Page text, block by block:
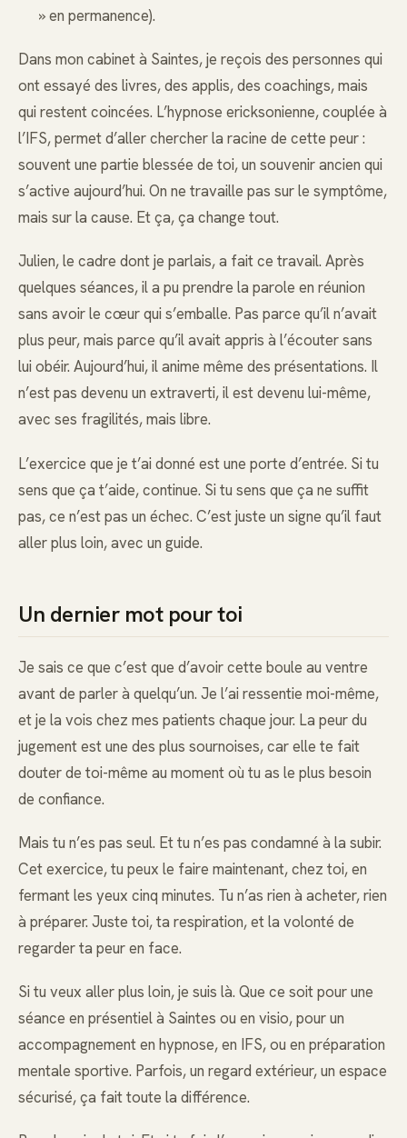
» en permanence).
Dans mon cabinet à Saintes, je reçois des personnes qui
ont essayé des livres, des applis, des coachings, mais
qui restent coincées. L’hypnose ericksonienne, couplée à
l’IFS, permet d’aller chercher la racine de cette peur :
souvent une partie blessée de toi, un souvenir ancien qui
s’active aujourd’hui. On ne travaille pas sur le symptôme,
mais sur la cause. Et ça, ça change tout.
Julien, le cadre dont je parlais, a fait ce travail. Après
quelques séances, il a pu prendre la parole en réunion
sans avoir le cœur qui s’emballe. Pas parce qu’il n’avait
plus peur, mais parce qu’il avait appris à l’écouter sans
lui obéir. Aujourd’hui, il anime même des présentations. Il
n’est pas devenu un extraverti, il est devenu lui-même,
avec ses fragilités, mais libre.
L’exercice que je t’ai donné est une porte d’entrée. Si tu
sens que ça t’aide, continue. Si tu sens que ça ne suffit
pas, ce n’est pas un échec. C’est juste un signe qu’il faut
aller plus loin, avec un guide.
Un dernier mot pour toi
Je sais ce que c’est que d’avoir cette boule au ventre
avant de parler à quelqu’un. Je l’ai ressentie moi-même,
et je la vois chez mes patients chaque jour. La peur du
jugement est une des plus sournoises, car elle te fait
douter de toi-même au moment où tu as le plus besoin
de confiance.
Mais tu n’es pas seul. Et tu n’es pas condamné à la subir.
Cet exercice, tu peux le faire maintenant, chez toi, en
fermant les yeux cinq minutes. Tu n’as rien à acheter, rien
à préparer. Juste toi, ta respiration, et la volonté de
regarder ta peur en face.
Si tu veux aller plus loin, je suis là. Que ce soit pour une
séance en présentiel à Saintes ou en visio, pour un
accompagnement en hypnose, en IFS, ou en préparation
mentale sportive. Parfois, un regard extérieur, un espace
sécurisé, ça fait toute la différence.